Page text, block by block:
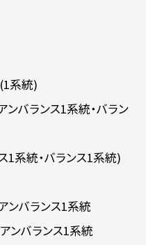
系統)
バランス1系統・バラン
1系統・バランス1系統)
ンバランス1系統
ンバランス1系統